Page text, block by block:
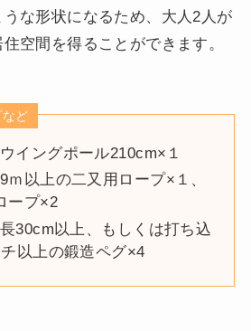
な形状になるため、大人2人が
空間を得ることができます。
ど
イングポール210cm×１
ｍ以上の二又用ロープ×１、
ープ×2
30cm以上、もしくは打ち込
以上の鍛造ペグ×4